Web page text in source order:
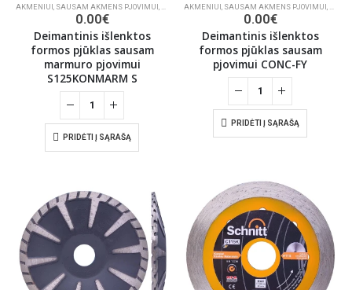
AKMENIUI, SAUSAM AKMENS PJOVIMUI, DEIMANTINIAI PJŪKLAI
0.00€
Deimantinis išlenktos
formos pjūklas sausam
marmuro pjovimui
S125KONMARM S
PRIDĖTI Į SĄRAŠĄ
AKMENIUI, SAUSAM AKMENS PJOVIMUI,
0.00€
Deimantinis išlenktos
formos pjūklas sausam
pjovimui CONC-FY
PRIDĖTI Į SĄRAŠĄ